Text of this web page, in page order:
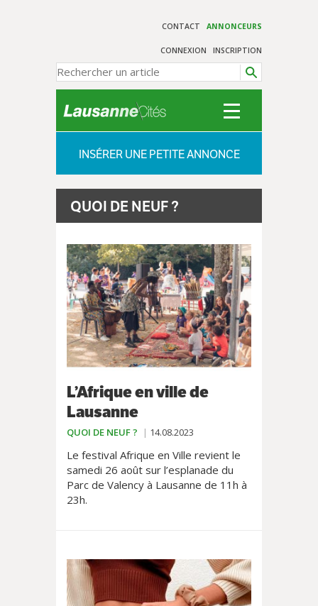
CONTACT ANNONCEURS
CONNEXION INSCRIPTION
INSÉRER UNE PETITE ANNONCE
QUOI DE NEUF ?
L’Afrique en ville de
Lausanne
QUOI DE NEUF ? 14.08.2023
Le festival Afrique en Ville revient le
samedi 26 août sur l’esplanade du
Parc de Valency à Lausanne de 11h à
23h.